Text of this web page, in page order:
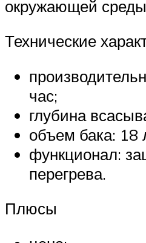
окружающей среды
Технические
час;
глубина
объем бака: 18
функционал:
перегрева.
Плюсы